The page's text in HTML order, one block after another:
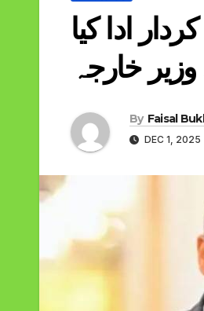
ادا کیا
خارجہ
By Faisal
DEC 1, 2025